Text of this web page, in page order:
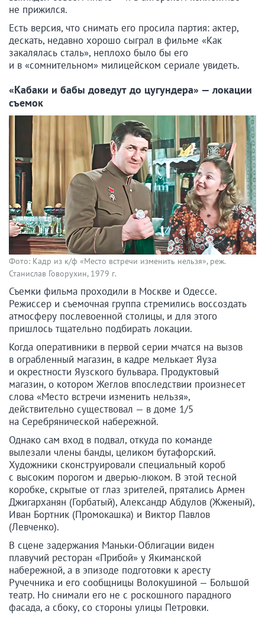
не прижился.
Есть версия, что снимать его просила партия: актер,
дескать, недавно хорошо сыграл в фильме «Как
закалялась сталь», неплохо было бы его
и в «сомнительном» милицейском сериале увидеть.
«Кабаки и бабы доведут до цугундера» — локации
съемок
Фото: Кадр из к/ф «Место встречи изменить нельзя», реж.
Станислав Говорухин, 1979 г.
Съемки фильма проходили в Москве и Одессе.
Режиссер и съемочная группа стремились воссоздать
атмосферу послевоенной столицы, и для этого
пришлось тщательно подбирать локации.
Когда оперативники в первой серии мчатся на вызов
в ограбленный магазин, в кадре мелькает Яуза
и окрестности Яузского бульвара. Продуктовый
магазин, о котором Жеглов впоследствии произнесет
слова «Место встречи изменить нельзя»,
действительно существовал — в доме 1/5
на Серебрянической набережной.
Однако сам вход в подвал, откуда по команде
вылезали члены банды, целиком бутафорский.
Художники сконструировали специальный короб
с высоким порогом и дверью-люком. В этой тесной
коробке, скрытые от глаз зрителей, прятались Армен
Джигарханян (Горбатый), Александр Абдулов (Жженый),
Иван Бортник (Промокашка) и Виктор Павлов
(Левченко).
В сцене задержания Маньки-Облигации виден
плавучий ресторан «Прибой» у Якиманской
набережной, а в эпизоде подготовки к аресту
Ручечника и его сообщницы Волокушиной — Большой
театр. Но снимали его не с роскошного парадного
фасада, а сбоку, со стороны улицы Петровки.